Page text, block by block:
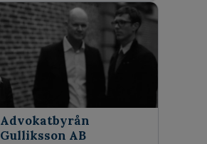
Advokatbyrån
Gulliksson AB